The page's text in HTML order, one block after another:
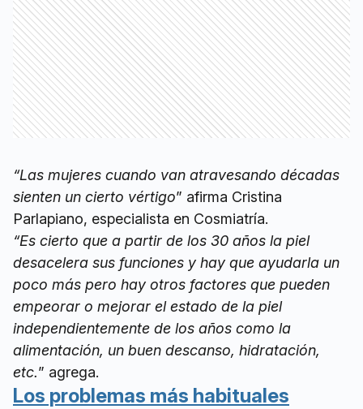
“Las mujeres cuando van atravesando décadas
sienten un cierto vértigo” afirma Cristina
Parlapiano, especialista en Cosmiatría.
“Es cierto que a partir de los 30 años la piel
desacelera sus funciones y hay que ayudarla un
poco más pero hay otros factores que pueden
empeorar o mejorar el estado de la piel
independientemente de los años como la
alimentación, un buen descanso, hidratación,
etc.” agrega.
Los problemas más habituales